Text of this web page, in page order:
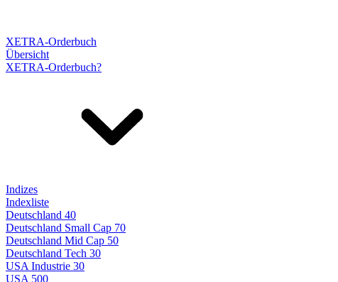
XETRA-Orderbuch
Übersicht
XETRA-Orderbuch?
Indizes
Indexliste
Deutschland 40
Deutschland Small Cap 70
Deutschland Mid Cap 50
Deutschland Tech 30
USA Industrie 30
USA 500